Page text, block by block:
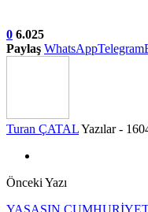
0 6.025
Paylaş WhatsAppTelegram
Turan ÇATALYazılar -
Önceki Yazı